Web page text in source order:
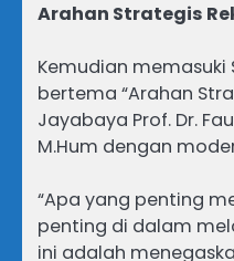
Arahan Strategis
Kemudian memasuki
bertema “Arahan
Jayabaya Prof. Dr.
M.Hum dengan
“Apa yang penting
penting di dalam
ini adalah